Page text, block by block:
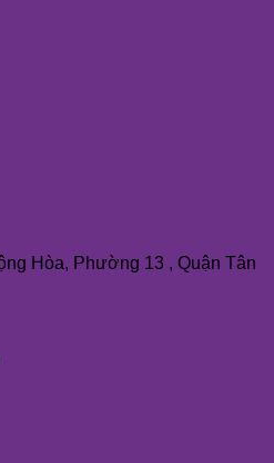
Hòa, Phường 13 , Quận Tân